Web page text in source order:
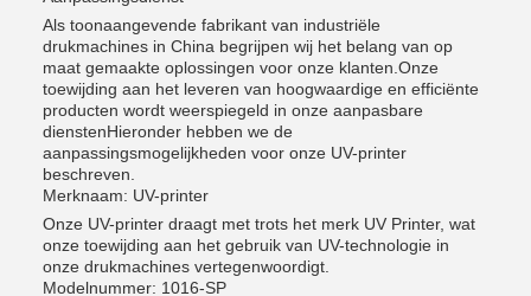
Als toonaangevende fabrikant van industriële
drukmachines in China begrijpen wij het belang van op
maat gemaakte oplossingen voor onze klanten.Onze
toewijding aan het leveren van hoogwaardige en efficiënte
producten wordt weerspiegeld in onze aanpasbare
dienstenHieronder hebben we de
aanpassingsmogelijkheden voor onze UV-printer
beschreven.
Merknaam: UV-printer
Onze UV-printer draagt met trots het merk UV Printer, wat
onze toewijding aan het gebruik van UV-technologie in
onze drukmachines vertegenwoordigt.
Modelnummer: 1016-SP